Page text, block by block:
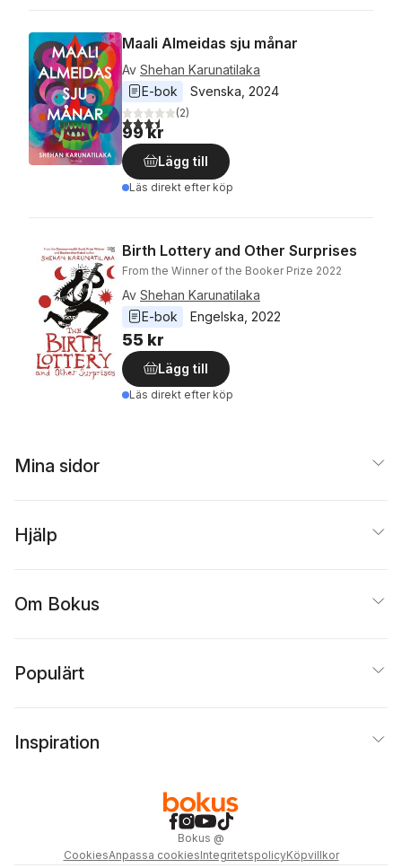
Maali Almeidas sju månar
Av Shehan Karunatilaka
E-bok
Svenska 2024
3,5utav 5 stjärnor. Totalt antal röster:
(2)
99 kr
Lägg till
Läs direkt efter köp
Birth Lottery and Other Surprises
From the Winner of the Booker Prize 2022
Av Shehan Karunatilaka
E-bok
Engelska 2022
55 kr
Lägg till
Läs direkt efter köp
Mina sidor
Hjälp
Om Bokus
Populärt
Inspiration
Bokus @
CookiesAnpassa cookiesIntegritetspolicyKöpvillkor